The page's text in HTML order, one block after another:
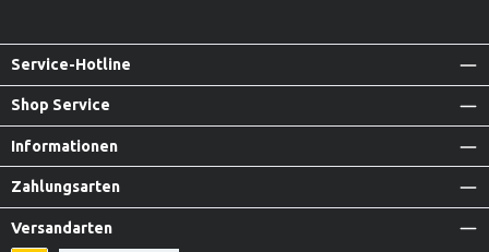
Service-Hotline
Shop Service
Informationen
Zahlungsarten
Versandarten